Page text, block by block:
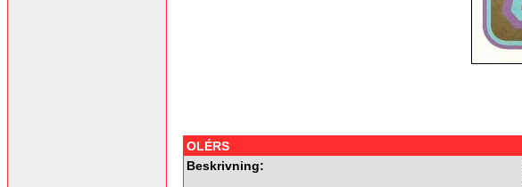
OLÉRS
Beskrivning: